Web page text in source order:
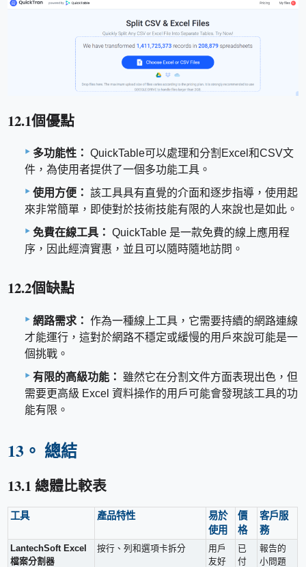
12.1個優點
多功能性： QuickTable可以處理和分割Excel和CSV文
件，為使用者提供了一個多功能工具。
使用方便： 該工具具有直覺的介面和逐步指導，使用起
來非常簡單，即使對於技術技能有限的人來說也是如此。
免費在線工具： QuickTable 是一款免費的線上應用程
序，因此經濟實惠，並且可以隨時隨地訪問。
12.2個缺點
網路需求： 作為一種線上工具，它需要持續的網路連線
才能運行，這對於網路不穩定或緩慢的用戶來說可能是一
個挑戰。
有限的高級功能：
雖然它在分割文件方面表現出色，但
需要更高級 Excel 資料操作的用戶可能會發現該工具的功
能有限。
13。 總結
13.1 總體比較表
工具 產品特性
易於
使用
價
格
客戶服
務
LantechSoft Excel
檔案分割器
按行、列和選項卡拆分
用戶
友好
已
付
報告的
小問題